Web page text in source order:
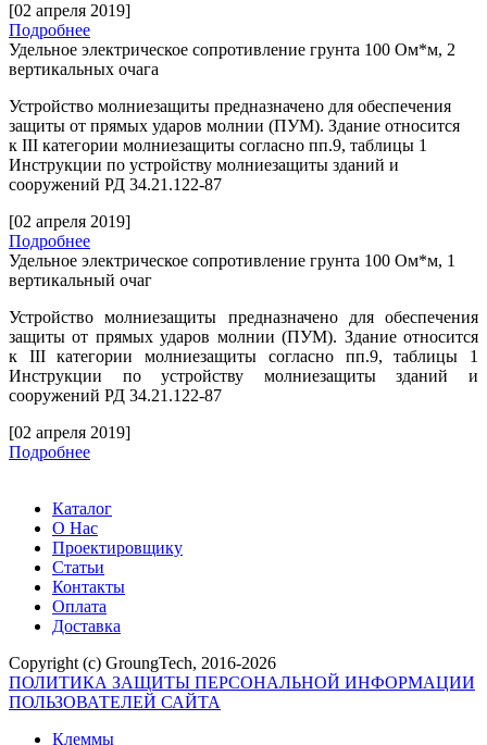
[02 апреля 2019]
Подробнее
Удельное электрическое сопротивление грунта 100 Ом*м, 2
вертикальных очага
Устройство молниезащиты предназначено для обеспечения
защиты от прямых ударов молнии (ПУМ). Здание относится
к III категории молниезащиты согласно пп.9, таблицы 1
Инструкции по устройству молниезащиты зданий и
сооружений РД 34.21.122-87
[02 апреля 2019]
Подробнее
Удельное электрическое сопротивление грунта 100 Ом*м, 1
вертикальный очаг
Устройство молниезащиты предназначено для обеспечения
защиты от прямых ударов молнии (ПУМ). Здание относится
к IIIкатегории молниезащиты согласно пп.9, таблицы 1
Инструкции по устройству молниезащиты зданий и
сооружений РД 34.21.122-87
[02 апреля 2019]
Подробнее
Каталог
О Нас
Проектировщику
Статьи
Контакты
Оплата
Доставка
Copyright (c) GroungTech, 2016-2026
ПОЛИТИКА ЗАЩИТЫ ПЕРСОНАЛЬНОЙ ИНФОРМАЦИИ
ПОЛЬЗОВАТЕЛЕЙ САЙТА
Клеммы